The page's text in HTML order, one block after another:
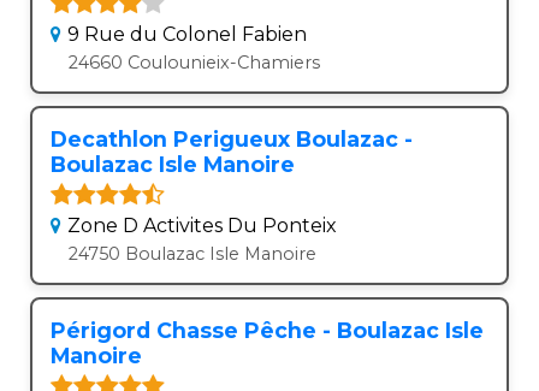
9 Rue du Colonel Fabien
24660 Coulounieix-Chamiers
Decathlon Perigueux Boulazac -
Boulazac Isle Manoire
Zone D Activites Du Ponteix
24750 Boulazac Isle Manoire
Périgord Chasse Pêche - Boulazac Isle
Manoire